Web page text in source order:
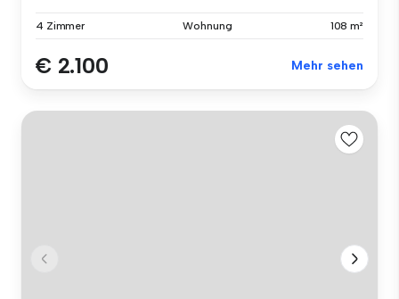
4 Zimmer Wohnung 108 m²
€ 2.100 Mehr sehen